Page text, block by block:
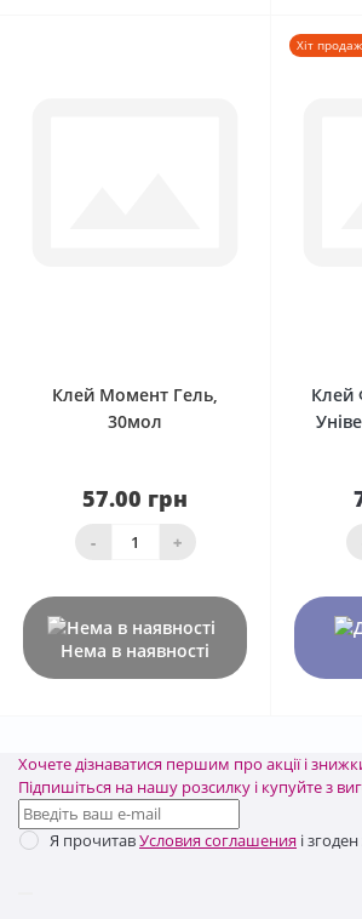
Клей Момент Гель,
30мол
57.00 грн
- +
Нема в наявності
Хіт
Клей
Хочете дізнаватися першим про акції і
Підпишіться на нашу розсилку і купуйте з
Я прочитавУсловия соглашения і